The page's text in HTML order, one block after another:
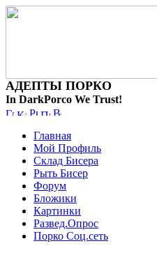
АДЕПТЫ ПОРКО
In DarkPorco We Trust!
Главная
Мой Профиль
Склад Бисера
Рыть Бисер
Форум
Бложики
Картинки
Развед.Опрос
Порко Соц.сеть